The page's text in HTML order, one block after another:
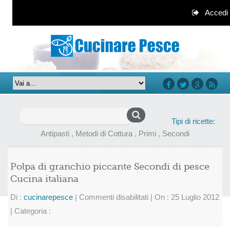
Accedi
Tipi di ricette:
Antipasti , Metodi di Cottura , Primi , Secondi
Polpa di granchio piccante Secondi di pesce
Cucina italiana
Di : cucinarepesce | Commenti disabilitatisu
| On : 25 Luglio 2012
| Categoria :